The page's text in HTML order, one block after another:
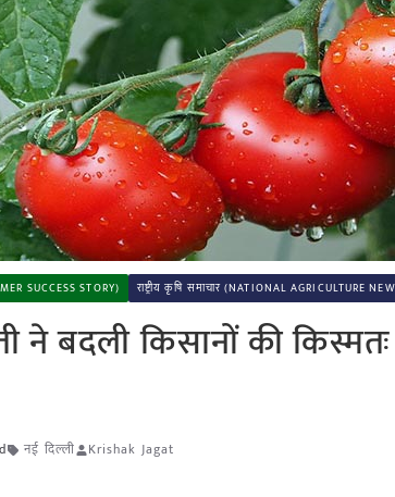
SUCCESS STORY) राष्ट्रीय कृषि समाचार (NATIONAL AGRICULTURE
ने बदली किसानों की किस्मतः
नई दिल्ली Krishak Jagat